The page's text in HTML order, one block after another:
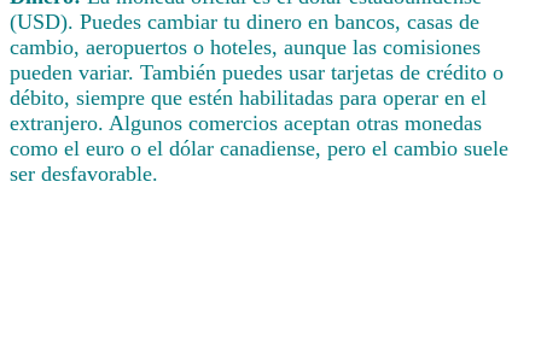
(USD). Puedes cambiar tu dinero en bancos, casas de
cambio, aeropuertos o hoteles, aunque las comisiones
pueden variar. También puedes usar tarjetas de crédito o
débito, siempre que estén habilitadas para operar en el
extranjero. Algunos comercios aceptan otras monedas
como el euro o el dólar canadiense, pero el cambio suele
ser desfavorable.